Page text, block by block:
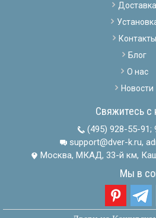
Доставка
Контакты
Блог
О нас
Новости
Свяжитесь с
(495) 928-55-91;
support@dver-k.ru,
Москва, МКАД, 33-й км,
Мы в